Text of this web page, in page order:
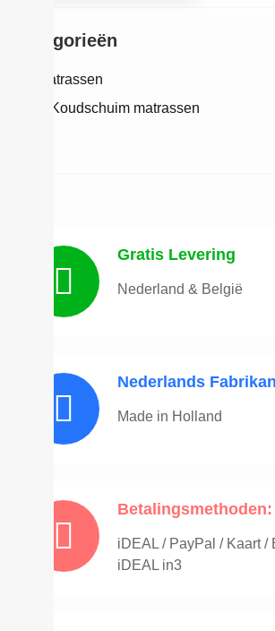
Categorieën
Matrassen
Koudschuim matrassen
Gratis Levering
Nederland & België
Nederlands
Made in Holland
Betalingsmethoden:
iDEAL / PayPal / Kaart /
iDEAL in3